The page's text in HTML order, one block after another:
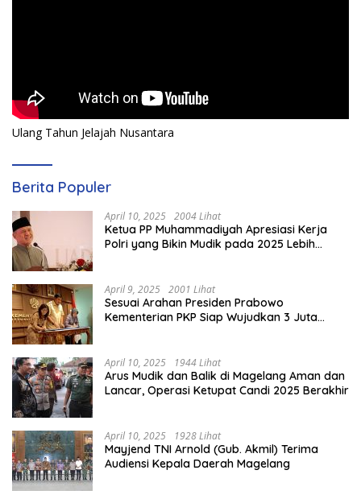
Ulang Tahun Jelajah Nusantara
Berita Populer
April 10, 2025 2004 Lihat
Ketua PP Muhammadiyah Apresiasi Kerja
Polri yang Bikin Mudik pada 2025 Lebih
April 9, 2025 2001 Lihat
Sesuai Arahan Presiden Prabowo
Kementerian PKP Siap Wujudkan 3 Juta
April 10, 2025 1944 Lihat
Arus Mudik dan Balik di Magelang Aman dan
Lancar, Operasi Ketupat Candi 2025 Berakhir
April 10, 2025 1928 Lihat
Mayjend TNI Arnold (Gub. Akmil) Terima
Audiensi Kepala Daerah Magelang